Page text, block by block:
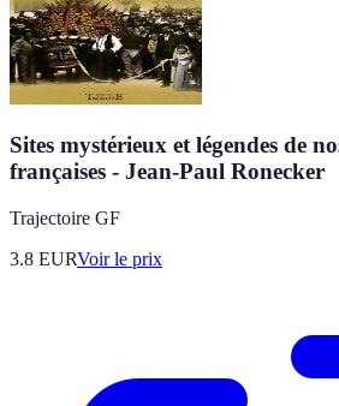
Sites mystérieux et légendes de
françaises - Jean-Paul Ronecker
Trajectoire GF
3.8 EURVoir le prix